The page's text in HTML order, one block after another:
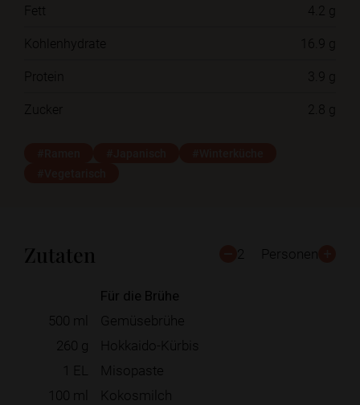
Fett
4.2 g
Kohlenhydrate
16.9 g
Protein
3.9 g
Zucker
2.8 g
Zutaten 2 Personen
Für die Brühe
500 ml
Gemüsebrühe
260 g
Hokkaido-Kürbis
1 EL
Misopaste
100 ml
Kokosmilch